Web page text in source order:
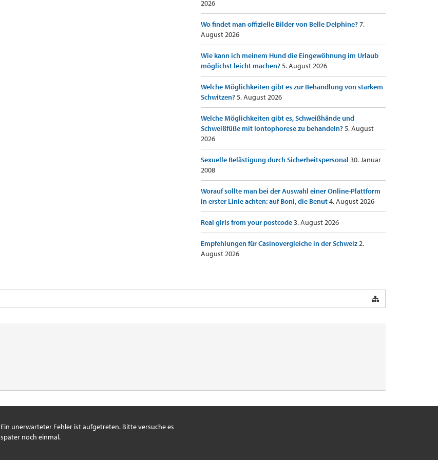
2026
Wo findet man offizielle Bilder von Belle Delphine?7.
August 2026
Wie kann ich meinem Hund die Eingewöhnung im Urlaub
möglichst leicht machen?5. August 2026
Welche Möglichkeiten gibt es zur Behandlung von starkem
Schwitzen?5. August 2026
Welche Möglichkeiten gibt es, Schweißhände und
Schweißfüße mit Iontophorese zu behandeln?5. August
2026
Sexuelle Belästigung durch Sicherheitspersonal 30. Januar
2008
Worauf sollte man bei der Auswahl einer Online-Plattform
in erster Linie achten: auf Boni, die Benut4. August 2026
Real girls from your postcode3. August 2026
Empfehlungen für Casinovergleiche in der Schweiz2.
August 2026
Ein unerwarteter Fehler ist aufgetreten. Bitte versuche es
später noch einmal.